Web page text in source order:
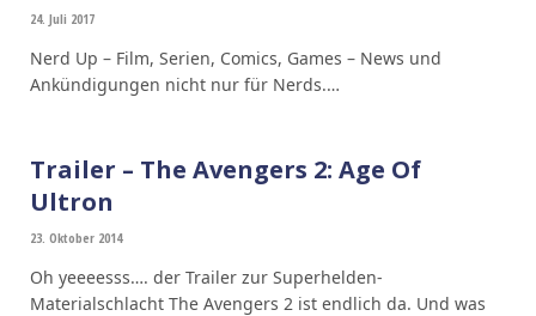
24. Juli 2017
Nerd Up – Film, Serien, Comics, Games – News und
Ankündigungen nicht nur für Nerds.…
Trailer – The Avengers 2: Age Of
Ultron
23. Oktober 2014
Oh yeeeesss…. der Trailer zur Superhelden-
Materialschlacht The Avengers 2 ist endlich da. Und was